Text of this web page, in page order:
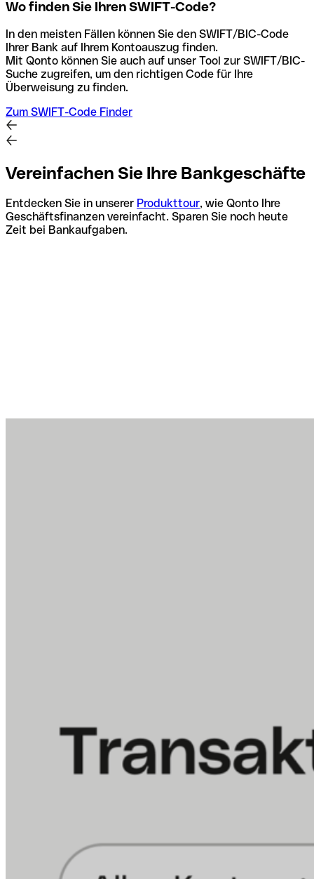
Wo finden Sie Ihren SWIFT-Code?
In den meisten Fällen können Sie den SWIFT/BIC-Code
Ihrer Bank auf Ihrem Kontoauszug finden.
Mit Qonto können Sie auch auf unser Tool zur SWIFT/BIC-
Suche zugreifen, um den richtigen Code für Ihre
Überweisung zu finden.
Zum SWIFT-Code Finder
Vereinfachen Sie Ihre Bankgeschäfte
Entdecken Sie in unserer Produkttour, wie Qonto Ihre
Geschäftsfinanzen vereinfacht. Sparen Sie noch heute
Zeit bei Bankaufgaben.